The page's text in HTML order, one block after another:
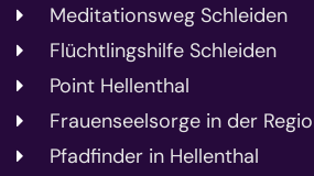
Meditationsweg Schleiden
Flüchtlingshilfe Schleiden
Point Hellenthal
Frauenseelsorge in der
Pfadfinder in Hellenthal